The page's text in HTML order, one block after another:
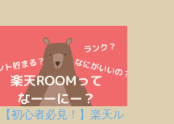
【初心者必見！】楽天ル